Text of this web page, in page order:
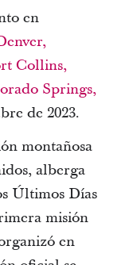
en
Collins,
Springs,
de 2023.
montañosa
alberga
Últimos Días
misión
en